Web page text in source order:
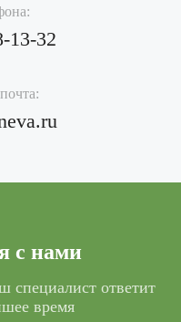
13-32
с нами
специалист ответит
время